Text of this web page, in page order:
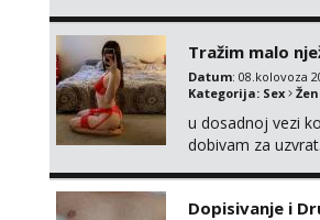
Tražim malo
Datum: 08.kolovoza
Kategorija: Sex
u dosadnoj vezi
dobivam za
Dopisivanje i